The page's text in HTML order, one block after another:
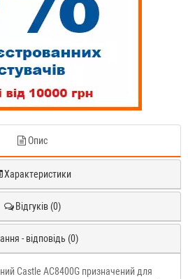
Опис
Характеристики
Відгуків (0)
- відповідь (0)
Castle АС8400G призначений для